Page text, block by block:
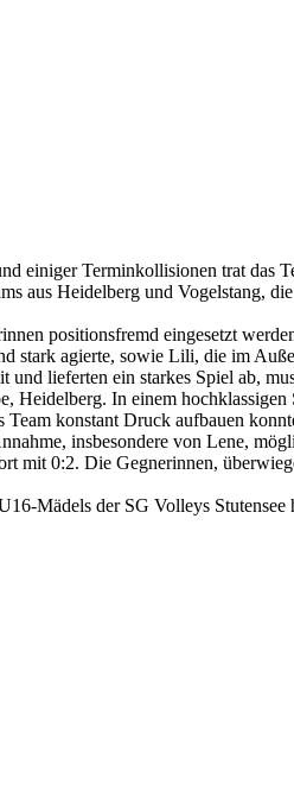
einiger Terminkollisionen trat das
aus Heidelberg und Vogelstang,
positionsfremd eingesetzt
stark agierte, sowie Lili, die im
lieferten ein starkes Spiel ab,
In einem
konstant Druck aufbauen
insbesondere von Lene,
mit 0:2. Die Gegnerinnen,
Mädels der SG Volleys Stutensee